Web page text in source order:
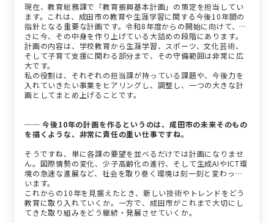
現在、教育総務課で「教育振興基本計画」の策定を担当してい
ます。これは、成田市の教育や生涯学習に関する今後10年間の
指針となる重要な計画です。令和8年度からの開始に向けて、ま
さに今、その中身を作り上げている大詰めの段階にあります。
計画の内容は、学校教育から生涯学習、スポーツ、文化芸術、
そして子育て支援に関わる部分まで、その守備範囲は非常に広
大です。
私の役割は、それぞれの担当課が持っている課題や、今後力を
入れていきたい事業をヒアリングし、調整し、一つの大きな計
画としてまとめ上げることです。
── 今後10年の計画を作るというのは、成田市の未来そのもの
を描くような、非常に責任の重い仕事ですね。
そうですね、単に各課の要望を並べるだけでは計画になりませ
ん。国際情勢の変化、少子高齢化の進行、そして生成AIやICT環
境の急速な進展など、社会を取り巻く環境は刻一刻と変わって
います。
これからの10年を見据えたとき、新しい技術やトレンドをどう
教育に取り入れていくか。一方で、成田市がこれまで大切にし
てきた取り組みをどう継続・発展させていくか。